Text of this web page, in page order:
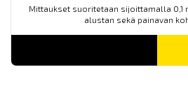
Mittaukset suoritetaan sijoittamalla 0,1
alustan sekä painavan